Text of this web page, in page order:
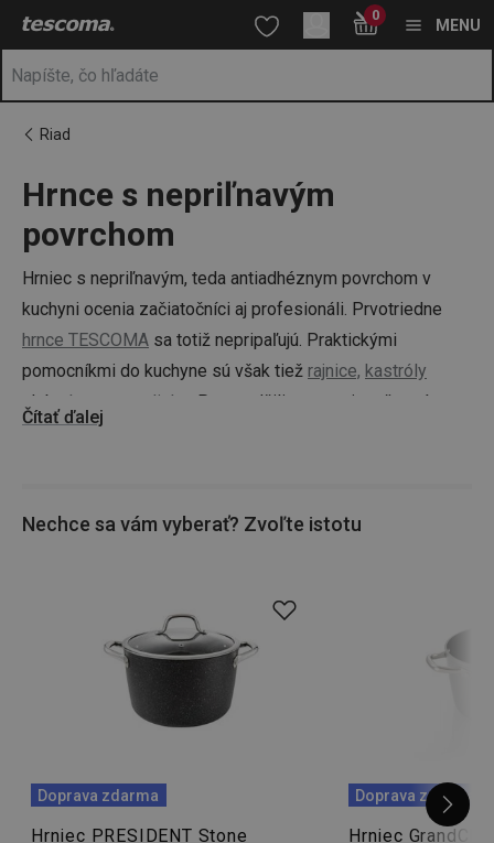
Nachádzate sa na stránke Hrnce s nepriľnavým povrchom
Prejsť na hlavný obsah
Prejsť na vyhľadávanie
Prejsť na navigáciu 0
MENU
Riad
Hrnce s nepriľnavým
povrchom
Hrniec s nepriľnavým, teda antiadhéznym povrchom v
kuchyni ocenia začiatočníci aj profesionáli. Prvotriedne
hrnce TESCOMA sa totiž nepripaľujú. Praktickými
pomocníkmi do kuchyne sú však tiež rajnice, kastróly
alebo hrnce na mlieko
. Presvedčili ste sa aj vy, že máte
doma všetko potrebné?
Čítať ďalej
Nechce sa vám vyberať? Zvoľte istotu
Doprava zdarma
Hrniec PRESIDENT Stone
Doprava zdarma
Hrniec